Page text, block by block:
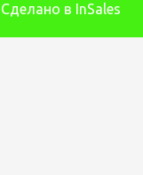
Сделано в InSales